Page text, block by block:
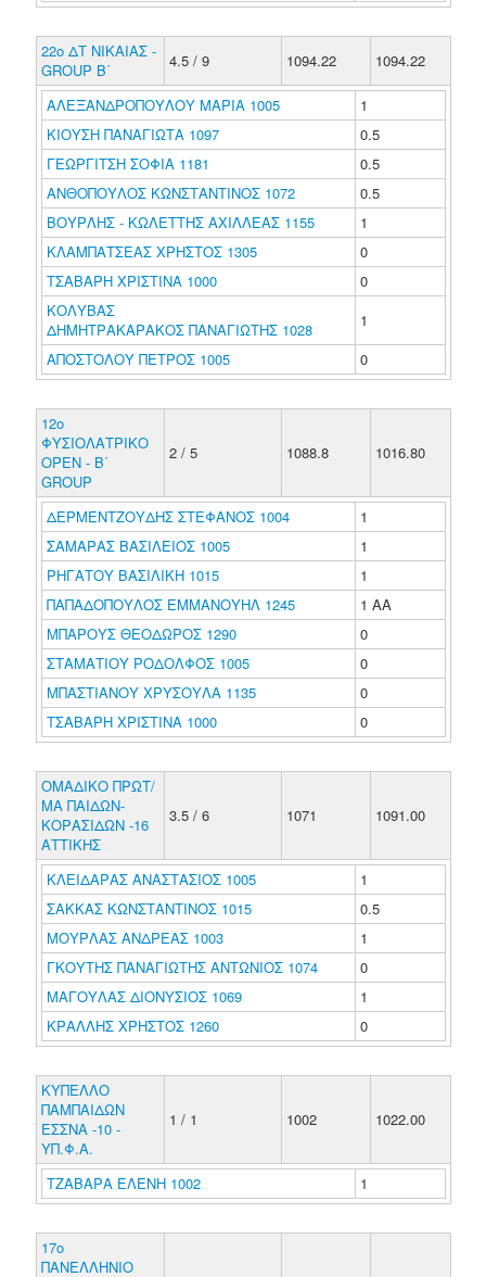
22ο ΔΤ ΝΙΚΑΙΑΣ -
GROUP B΄
4.5 / 9 1094.22 1094.22
ΑΛΕΞΑΝΔΡΟΠΟΥΛΟΥ ΜΑΡΙΑ 1005
1
ΚΙΟΥΣΗ ΠΑΝΑΓΙΩΤΑ 1097
0.5
ΓΕΩΡΓΙΤΣΗ ΣΟΦΙΑ 1181
0.5
ΑΝΘΟΠΟΥΛΟΣ ΚΩΝΣΤΑΝΤΙΝΟΣ 1072
0.5
ΒΟΥΡΛΗΣ - ΚΩΛΕΤΤΗΣ ΑΧΙΛΛΕΑΣ 1155
1
ΚΛΑΜΠΑΤΣΕΑΣ ΧΡΗΣΤΟΣ 1305
0
ΤΣΑΒΑΡΗ ΧΡΙΣΤΙΝΑ 1000
0
ΚΟΛΥΒΑΣ
ΔΗΜΗΤΡΑΚΑΡΑΚΟΣ ΠΑΝΑΓΙΩΤΗΣ 1028
1
ΑΠΟΣΤΟΛΟΥ ΠΕΤΡΟΣ 1005
0
12ο
ΦΥΣΙΟΛΑΤΡΙΚΟ
ΟΡΕΝ - B΄
GROUP
2 / 5 1088.8 1016.80
ΔΕΡΜΕΝΤΖΟΥΔΗΣ ΣΤΕΦΑΝΟΣ 1004
1
ΣΑΜΑΡΑΣ ΒΑΣΙΛΕΙΟΣ 1005
1
ΡΗΓΑΤΟΥ ΒΑΣΙΛΙΚΗ 1015
1
ΠΑΠΑΔΟΠΟΥΛΟΣ ΕΜΜΑΝΟΥΗΛ 1245
1 ΑΑ
ΜΠΑΡΟΥΣ ΘΕΟΔΩΡΟΣ 1290
0
ΣΤΑΜΑΤΙΟΥ ΡΟΔΟΛΦΟΣ 1005
0
ΜΠΑΣΤΙΑΝΟΥ ΧΡΥΣΟΥΛΑ 1135
0
ΤΣΑΒΑΡΗ ΧΡΙΣΤΙΝΑ 1000
0
ΟΜΑΔΙΚΟ ΠΡΩΤ/
ΜΑ ΠΑΙΔΩΝ-
ΚΟΡΑΣΙΔΩΝ -16
ΑΤΤΙΚΗΣ
3.5 / 6 1071 1091.00
ΚΛΕΙΔΑΡΑΣ ΑΝΑΣΤΑΣΙΟΣ 1005
1
ΣΑΚΚΑΣ ΚΩΝΣΤΑΝΤΙΝΟΣ 1015
0.5
ΜΟΥΡΛΑΣ ΑΝΔΡΕΑΣ 1003
1
ΓΚΟΥΤΗΣ ΠΑΝΑΓΙΩΤΗΣ ΑΝΤΩΝΙΟΣ 1074
0
ΜΑΓΟΥΛΑΣ ΔΙΟΝΥΣΙΟΣ 1069
1
ΚΡΑΛΛΗΣ ΧΡΗΣΤΟΣ 1260
0
ΚΥΠΕΛΛΟ
ΠΑΜΠΑΙΔΩΝ
ΕΣΣΝΑ -10 -
ΥΠ.Φ.Α.
1 / 1 1002 1022.00
ΤΖΑΒΑΡΑ ΕΛΕΝΗ 1002 1
17ο
ΠΑΝΕΛΛΗΝΙΟ